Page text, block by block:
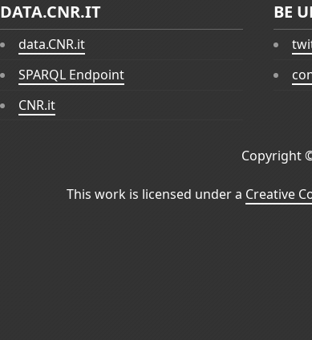
DATA.CNR.IT
data.CNR.it
SPARQL Endpoint
CNR.it
BE
Copyright
This work is licensed under a Creative